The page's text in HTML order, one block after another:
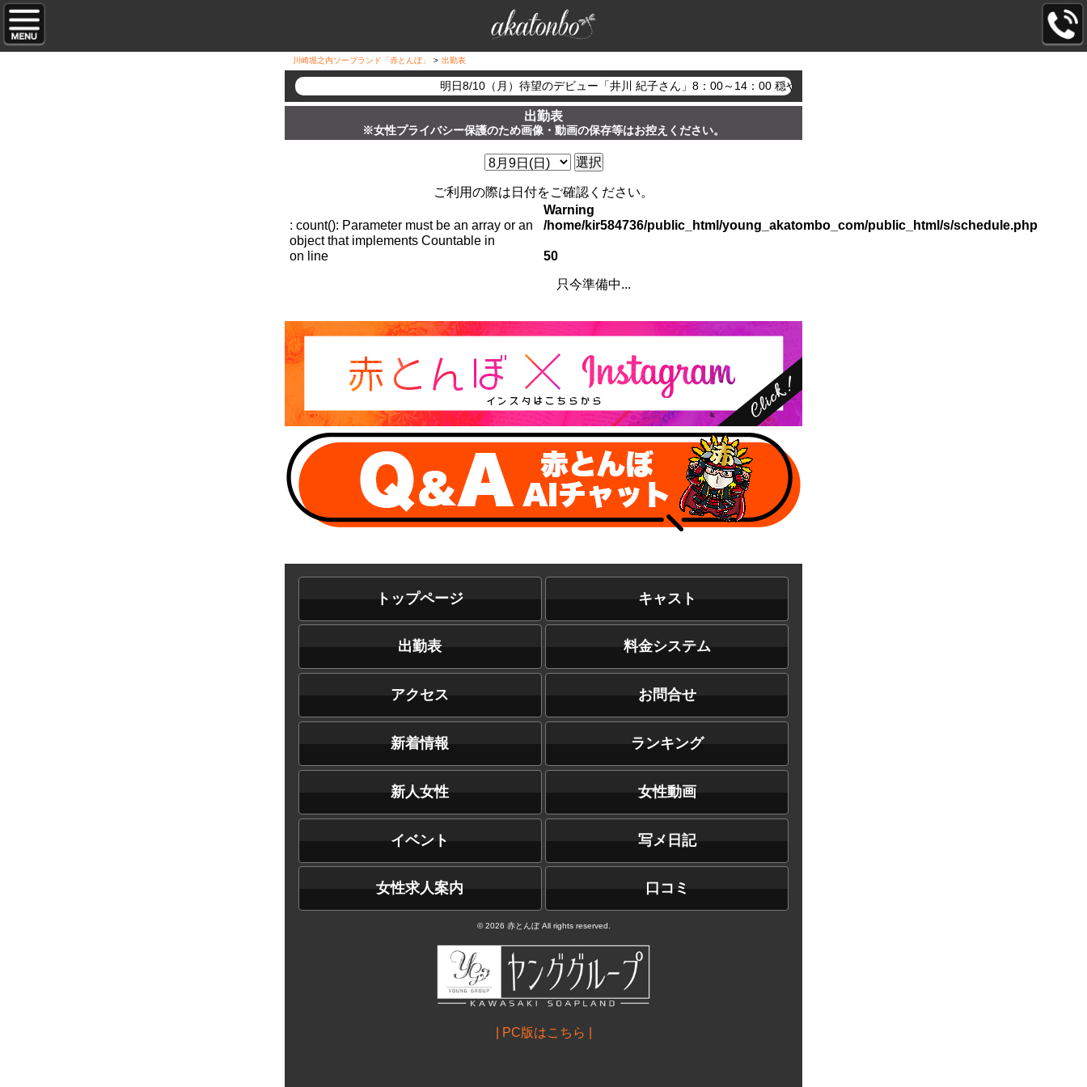
川崎堀之内ソープランド「赤とんぼ」 > 出勤表
明日8/10（月）待望のデビュー「井川 紀子さん」8：00～14：00 穏やかな笑顔と上品な美しさ、大人の色香。初日から注目度
出勤表
※女性プライバシー保護のため画像・動画の保存等はお控えください。
選択
ご利用の際は日付をご確認ください。
Warning
: count(): Parameter must be an array or an
object that implements Countable in
/home/kir584736/public_html/young_akatombo_com/public_html/s/schedule.php
on line 50
只今準備中...
トップページ キャスト
出勤表 料金システム
アクセス お問合せ
新着情報 ランキング
新人女性 女性動画
イベント 写メ日記
女性求人案内 口コミ
© 2026 赤とんぼ All rights reserved.
| PC版はこちら |